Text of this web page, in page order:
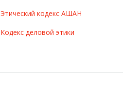
Этический кодекс АШАН
Кодекс деловой этики